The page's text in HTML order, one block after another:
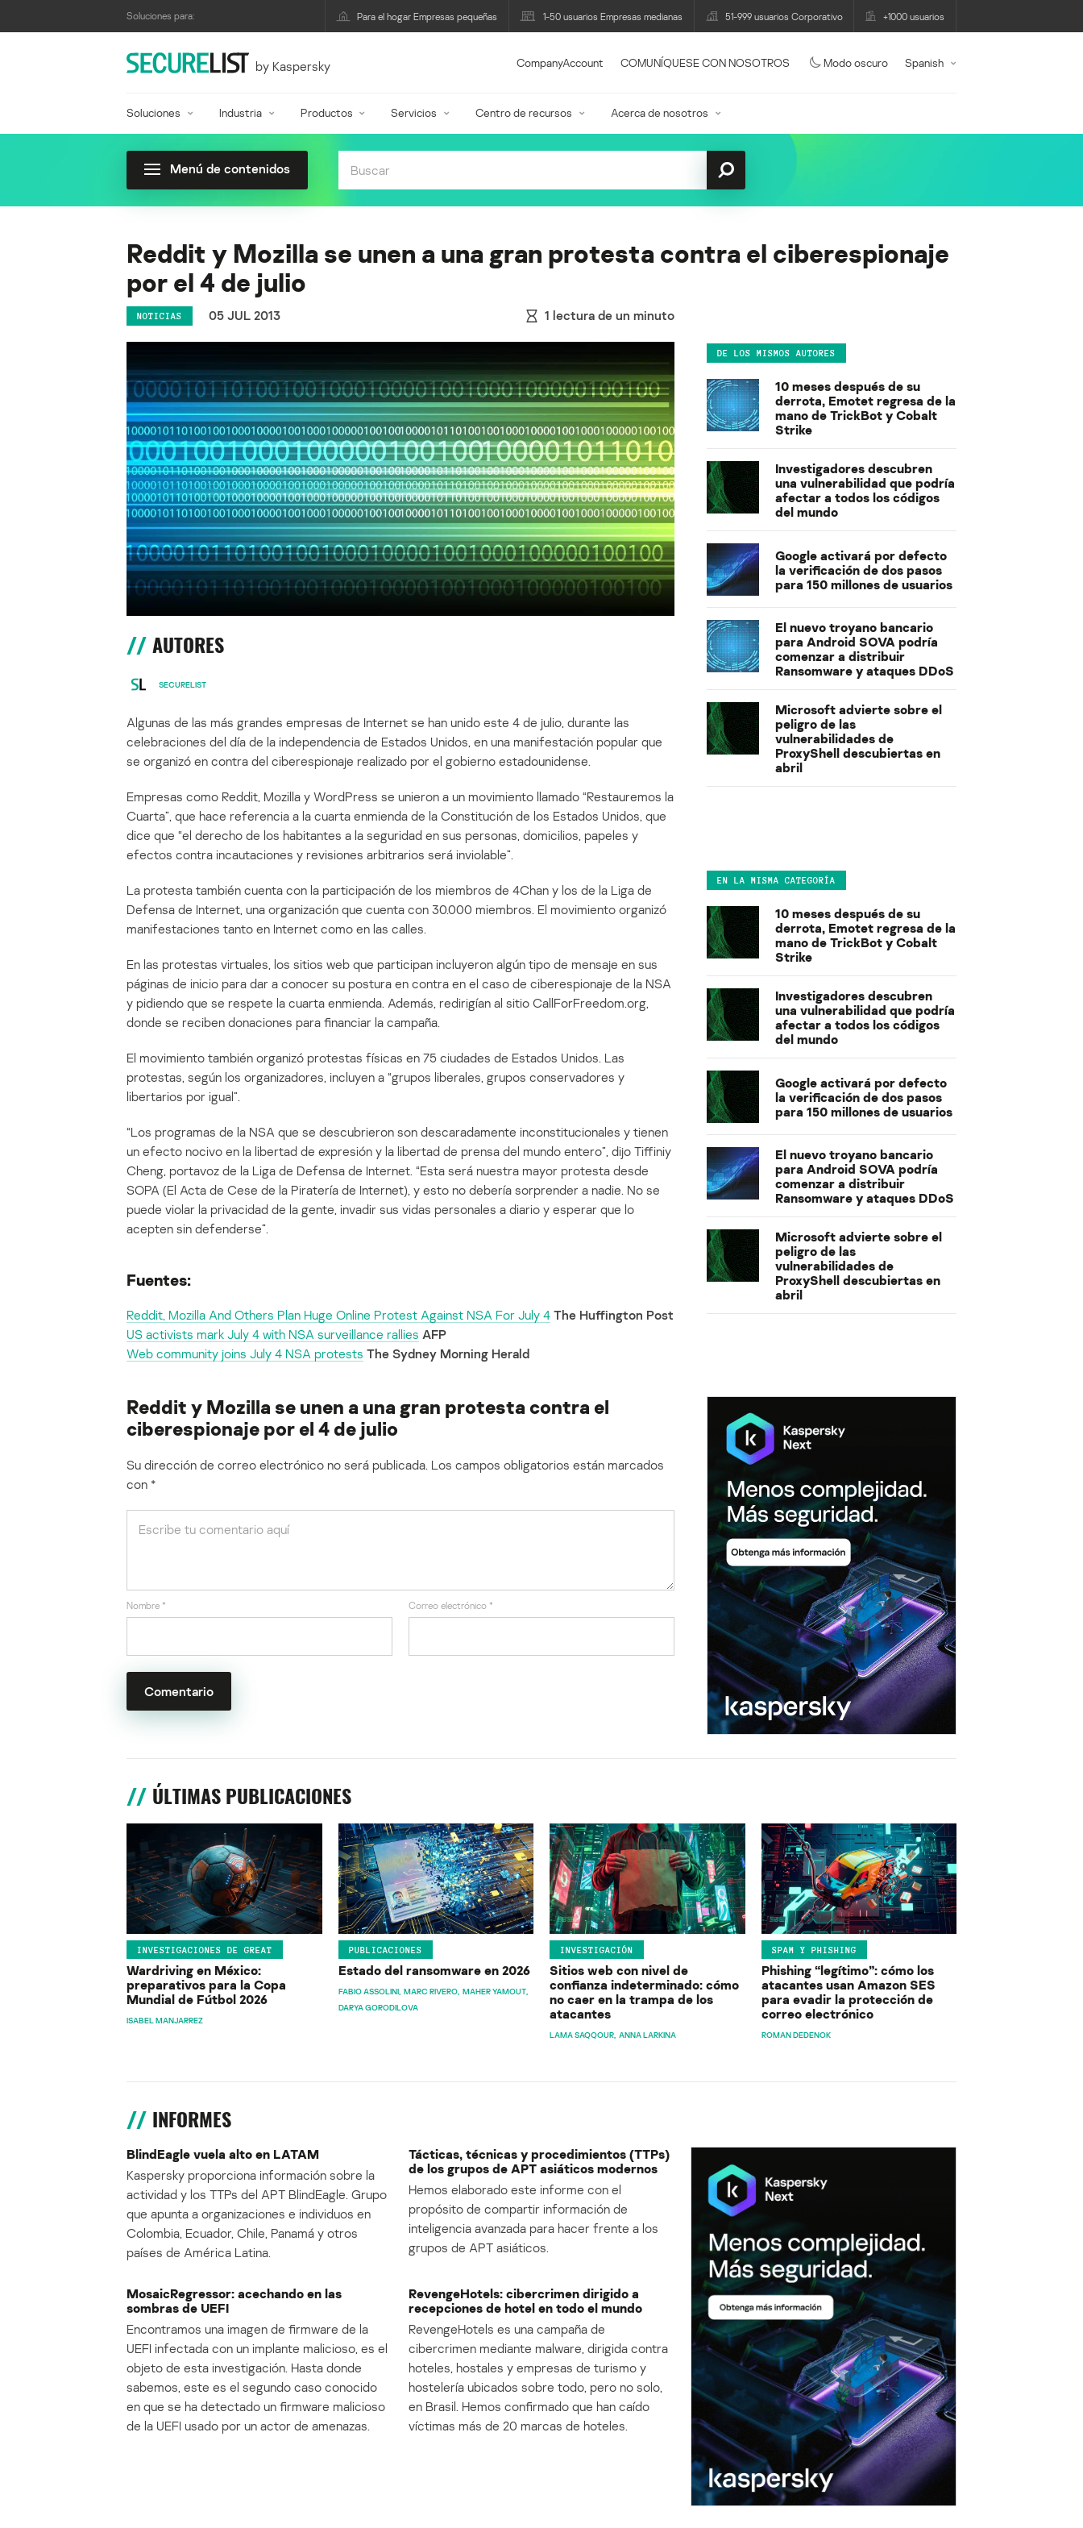
Soluciones para: Para el hogar Empresas pequeñas 1-50 usuarios Empresas medianas 51-999 usuarios Corporativo +1000 usuarios
by Kaspersky CompanyAccount COMUNÍQUESE CON NOSOTROS Modo oscuro Spanish
Soluciones Industria Productos Servicios Centro de recursos Acerca de nosotros
Menú de contenidos
Reddit y Mozilla se unen a una gran protesta contra el ciberespionaje
por el 4 de julio
NOTICIAS 05 JUL 2013 1 lectura de un minuto
AUTORES
SECURELIST
Algunas de las más grandes empresas de Internet se han unido este 4 de julio, durante las
celebraciones del día de la independencia de Estados Unidos, en una manifestación popular que
se organizó en contra del ciberespionaje realizado por el gobierno estadounidense.
Empresas como Reddit, Mozilla y WordPress se unieron a un movimiento llamado “Restauremos la
Cuarta”, que hace referencia a la cuarta enmienda de la Constitución de los Estados Unidos, que
dice que “el derecho de los habitantes a la seguridad en sus personas, domicilios, papeles y
efectos contra incautaciones y revisiones arbitrarios será inviolable”.
La protesta también cuenta con la participación de los miembros de 4Chan y los de la Liga de
Defensa de Internet, una organización que cuenta con 30.000 miembros. El movimiento organizó
manifestaciones tanto en Internet como en las calles.
En las protestas virtuales, los sitios web que participan incluyeron algún tipo de mensaje en sus
páginas de inicio para dar a conocer su postura en contra en el caso de ciberespionaje de la NSA
y pidiendo que se respete la cuarta enmienda. Además, redirigían al sitio CallForFreedom.org,
donde se reciben donaciones para financiar la campaña.
El movimiento también organizó protestas físicas en 75 ciudades de Estados Unidos. Las
protestas, según los organizadores, incluyen a “grupos liberales, grupos conservadores y
libertarios por igual”.
“Los programas de la NSA que se descubrieron son descaradamente inconstitucionales y tienen
un efecto nocivo en la libertad de expresión y la libertad de prensa del mundo entero”, dijo Tiffiniy
Cheng, portavoz de la Liga de Defensa de Internet. “Esta será nuestra mayor protesta desde
SOPA (El Acta de Cese de la Piratería de Internet), y esto no debería sorprender a nadie. No se
puede violar la privacidad de la gente, invadir sus vidas personales a diario y esperar que lo
acepten sin defenderse”.
Fuentes:
Reddit, Mozilla And Others Plan Huge Online Protest Against NSA For July 4 The Huffington Post
US activists mark July 4 with NSA surveillance rallies AFP
Web community joins July 4 NSA protests The Sydney Morning Herald
Reddit y Mozilla se unen a una gran protesta contra el
ciberespionaje por el 4 de julio
Su dirección de correo electrónico no será publicada. Los campos obligatorios están marcados
con *
Nombre * Correo electrónico *
DE LOS MISMOS AUTORES
10 meses después de su
derrota, Emotet regresa de la
mano de TrickBot y Cobalt
Strike
Investigadores descubren
una vulnerabilidad que podría
afectar a todos los códigos
del mundo
Google activará por defecto
la verificación de dos pasos
para 150 millones de usuarios
El nuevo troyano bancario
para Android SOVA podría
comenzar a distribuir
Ransomware y ataques DDoS
Microsoft advierte sobre el
peligro de las
vulnerabilidades de
ProxyShell descubiertas en
abril
EN LA MISMA CATEGORÍA
10 meses después de su
derrota, Emotet regresa de la
mano de TrickBot y Cobalt
Strike
Investigadores descubren
una vulnerabilidad que podría
afectar a todos los códigos
del mundo
Google activará por defecto
la verificación de dos pasos
para 150 millones de usuarios
El nuevo troyano bancario
para Android SOVA podría
comenzar a distribuir
Ransomware y ataques DDoS
Microsoft advierte sobre el
peligro de las
vulnerabilidades de
ProxyShell descubiertas en
abril
ÚLTIMAS PUBLICACIONES
INVESTIGACIONES DE GREAT
Wardriving en México:
preparativos para la Copa
Mundial de Fútbol 2026
ISABEL MANJARREZ
PUBLICACIONES
Estado del ransomware en 2026
FABIO ASSOLINI MARC RIVERO MAHER YAMOUT
DARYA GORODILOVA
INVESTIGACIÓN
Sitios web con nivel de
confianza indeterminado: cómo
no caer en la trampa de los
atacantes
LAMA SAQQOUR ANNA LARKINA
SPAM Y PHISHING
Phishing “legítimo”: cómo los
atacantes usan Amazon SES
para evadir la protección de
correo electrónico
ROMAN DEDENOK
INFORMES
BlindEagle vuela alto en LATAM
Kaspersky proporciona información sobre la
actividad y los TTPs del APT BlindEagle. Grupo
que apunta a organizaciones e individuos en
Colombia, Ecuador, Chile, Panamá y otros
países de América Latina.
Tácticas, técnicas y procedimientos (TTPs)
de los grupos de APT asiáticos modernos
Hemos elaborado este informe con el
propósito de compartir información de
inteligencia avanzada para hacer frente a los
grupos de APT asiáticos.
MosaicRegressor: acechando en las
sombras de UEFI
Encontramos una imagen de firmware de la
UEFI infectada con un implante malicioso, es el
objeto de esta investigación. Hasta donde
sabemos, este es el segundo caso conocido
en que se ha detectado un firmware malicioso
de la UEFI usado por un actor de amenazas.
RevengeHotels: cibercrimen dirigido a
recepciones de hotel en todo el mundo
RevengeHotels es una campaña de
cibercrimen mediante malware, dirigida contra
hoteles, hostales y empresas de turismo y
hostelería ubicados sobre todo, pero no solo,
en Brasil. Hemos confirmado que han caído
víctimas más de 20 marcas de hoteles.